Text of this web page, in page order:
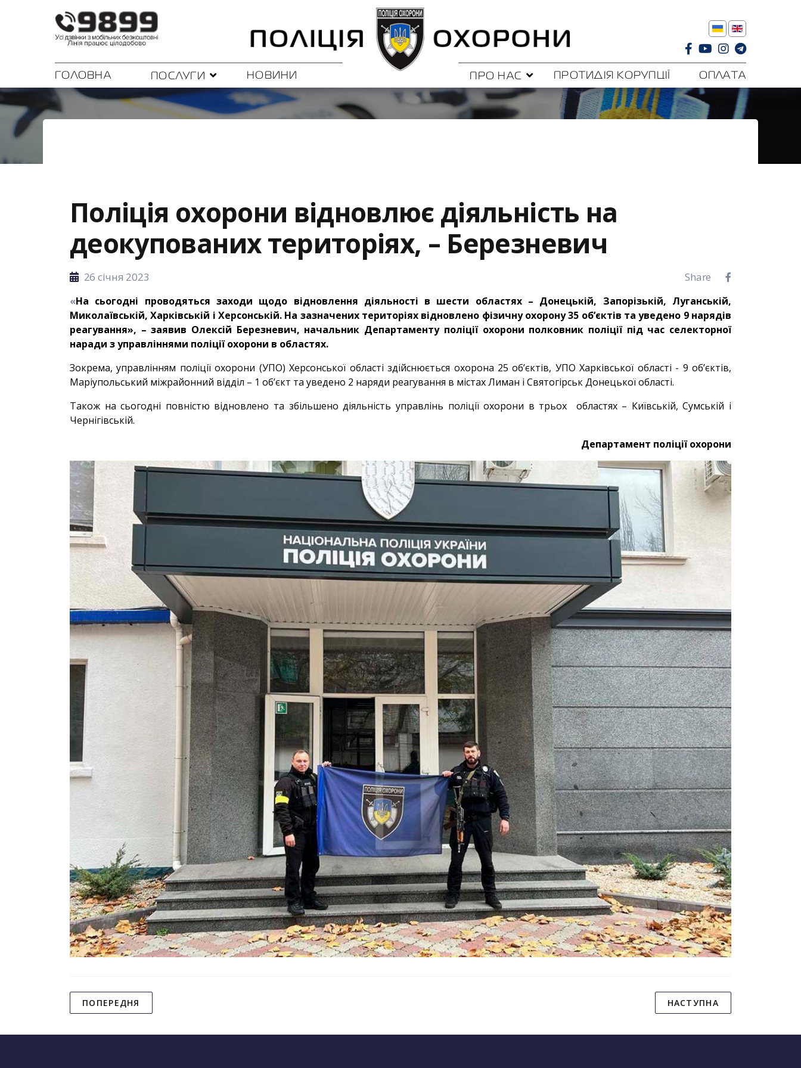
ГОЛОВНА ПОСЛУГИ НОВИНИ ПРО НАС ПРОТИДІЯ КОРУПЦІЇ ОПЛАТА
Поліція охорони відновлює діяльність на
деокупованих територіях, – Березневич
26 січня 2023 Share
«На сьогодні проводяться заходи щодо відновлення діяльності в шести областях – Донецькій, Запорізькій, Луганській,
Миколаївській, Харківській і Херсонській. На зазначених територіях відновлено фізичну охорону 35 об’єктів та уведено 9 нарядів
реагування», – заявив Олексій Березневич, начальник Департаменту поліції охорони полковник поліції під час селекторної
наради з управліннями поліції охорони в областях.
Зокрема, управлінням поліції охорони (УПО) Херсонської області здійснюється охорона 25 об’єктів, УПО Харківської області - 9 об’єктів,
Маріупольський міжрайонний відділ – 1 об’єкт та уведено 2 наряди реагування в містах Лиман і Святогірськ Донецької області.
Також на сьогодні повністю відновлено та збільшено діяльність управлінь поліції охорони в трьох областях – Київській, Сумській і
Чернігівській.
Департамент поліції охорони
ПОПЕРЕДНЯ НАСТУПНА